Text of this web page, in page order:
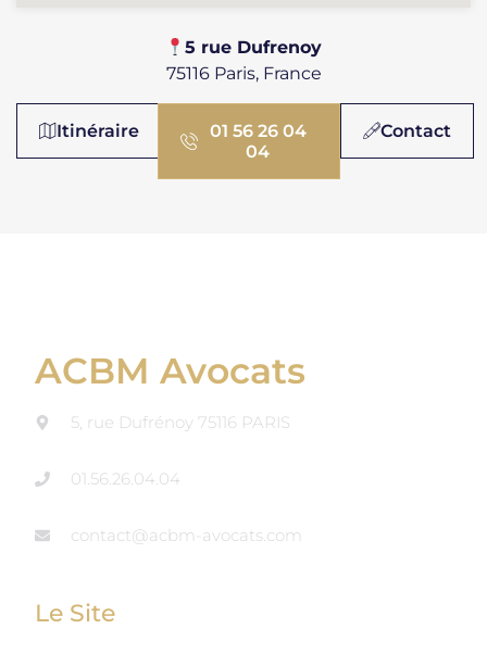
​​5 rue Dufrenoy
75116 Paris, France
Itinéraire
01 56 26 04
04
Contact
ACBM Avocats
5, rue Dufrénoy 75116 PARIS
01.56.26.04.04
contact@acbm-avocats.com
Le Site